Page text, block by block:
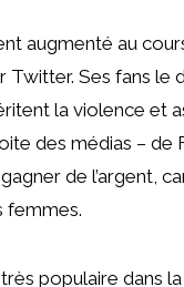
augmenté au
Twitter. Ses fans
la violence et
des médias –
de l’argent,
femmes.
populaire dans